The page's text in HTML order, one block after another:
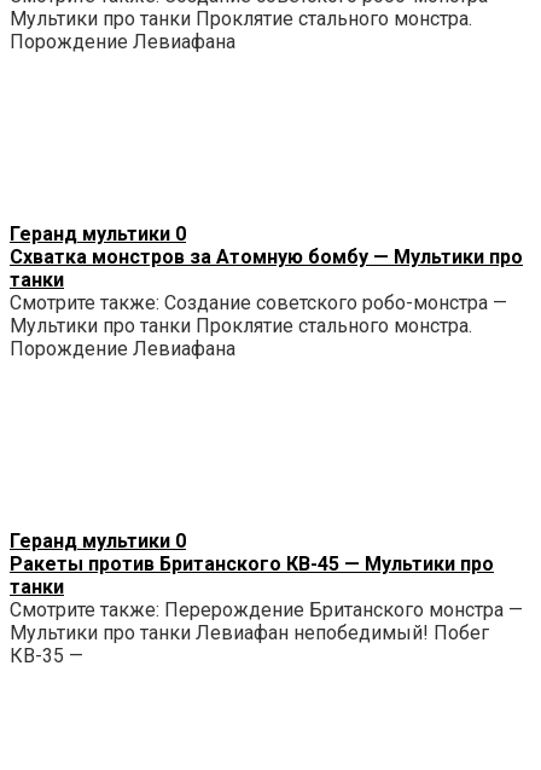
Мультики про танки Проклятие стального монстра.
Порождение Левиафана
Геранд мультики 0
Схватка монстров за Атомную бомбу — Мультики про
танки
Смотрите также: Создание советского робо-монстра —
Мультики про танки Проклятие стального монстра.
Порождение Левиафана
Геранд мультики 0
Ракеты против Британского КВ-45 — Мультики про
танки
Смотрите также: Перерождение Британского монстра —
Мультики про танки Левиафан непобедимый! Побег
КВ-35 —